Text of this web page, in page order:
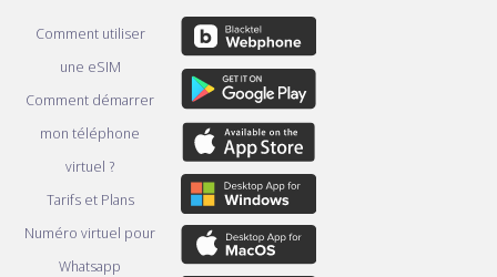
Comment utiliser
une eSIM
Comment démarrer
mon téléphone
virtuel ?
Tarifs et Plans
Numéro virtuel pour
Whatsapp